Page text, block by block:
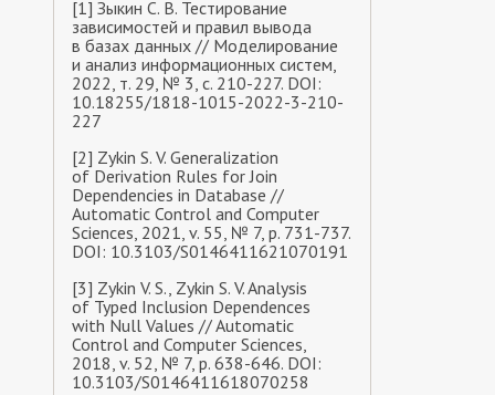
[1] Зыкин С. В. Тестирование
зависимостей и правил вывода
в базах данных // Моделирование
и анализ информационных систем,
2022, т. 29, № 3, с. 210-227. DOI:
10.18255/1818-1015-2022-3-210-
227
[2] Zykin S. V. Generalization
of Derivation Rules for Join
Dependencies in Database //
Automatic Control and Computer
Sciences, 2021, v. 55, № 7, p. 731-737.
DOI: 10.3103/S0146411621070191
[3] Zykin V. S., Zykin S. V. Analysis
of Typed Inclusion Dependences
with Null Values // Automatic
Control and Computer Sciences,
2018, v. 52, № 7, p. 638-646. DOI:
10.3103/S0146411618070258